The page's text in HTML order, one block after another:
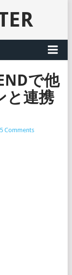
で他
と連携
5 Comments